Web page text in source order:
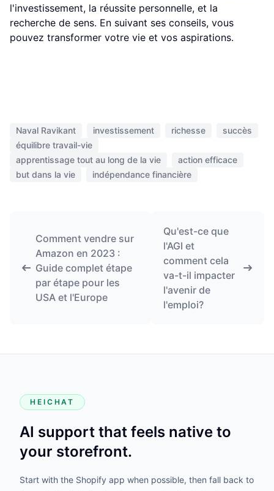
l'investissement, la réussite personnelle, et la
recherche de sens. En suivant ses conseils, vous
pouvez transformer votre vie et vos aspirations.
Naval Ravikant investissement richesse
succès
équilibre travail-vie
apprentissage tout au long de la vie
action efficace
but dans la vie
indépendance financière
Comment vendre sur
Amazon en 2023 :
Guide complet étape
par étape pour les
USA et l'Europe
Qu'est-ce que
l'AGI et
comment cela
va-t-il impacter
l'avenir de
l'emploi?
HEICHAT
AI support that feels native to
your storefront.
Start with the Shopify app when possible, then fall back to